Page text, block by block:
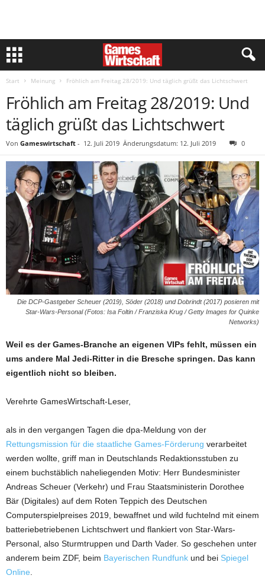
Start Meinung Fröhlich am Freitag 28/2019: Und täglich grüßt das Lichtschwert
Fröhlich am Freitag 28/2019: Und
täglich grüßt das Lichtschwert
Von Gameswirtschaft - 12. Juli 2019 Änderungsdatum: 12. Juli 2019 0
Die DCP-Gastgeber Scheuer (2019), Söder (2018) und Dobrindt (2017) posieren mit
Star-Wars-Personal (Fotos: Isa Foltin / Franziska Krug / Getty Images for Quinke
Networks)
Weil es der Games-Branche an eigenen VIPs fehlt, müssen ein
ums andere Mal Jedi-Ritter in die Bresche springen. Das kann
eigentlich nicht so bleiben.
Verehrte GamesWirtschaft-Leser,
als in den vergangen Tagen die dpa-Meldung von der
Rettungsmission für die staatliche Games-Förderung verarbeitet
werden wollte, griff man in Deutschlands Redaktionsstuben zu
einem buchstäblich naheliegenden Motiv: Herr Bundesminister
Andreas Scheuer (Verkehr) und Frau Staatsministerin Dorothee
Bär (Digitales) auf dem Roten Teppich des Deutschen
Computerspielpreises 2019, bewaffnet und wild fuchtelnd mit einem
batteriebetriebenen Lichtschwert und flankiert von Star-Wars-
Personal, also Sturmtruppen und Darth Vader. So geschehen unter
anderem beim ZDF, beim Bayerischen Rundfunk und bei Spiegel
Online